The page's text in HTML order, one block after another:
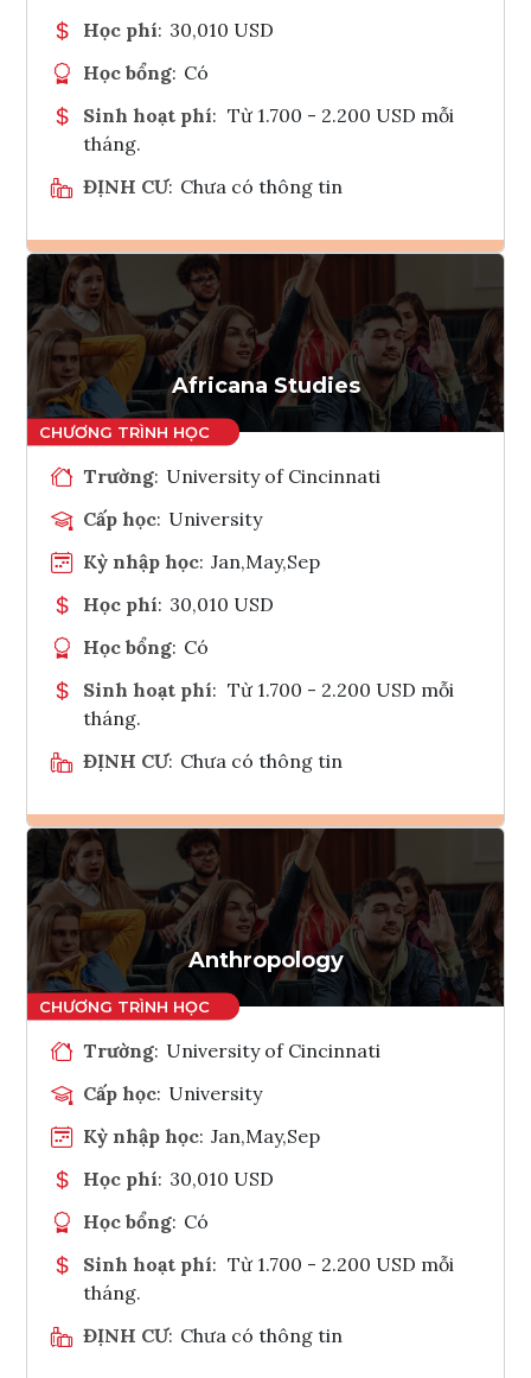
Học phí: 30,010 USD
Học bổng: Có
Sinh hoạt phí: Từ 1.700 - 2.200 USD mỗi
tháng.
ĐỊNH CƯ: Chưa có thông tin
Ghi danh
Tham vấn Interlink
Africana Studies
Trường: University of Cincinnati
Cấp học: University
Kỳ nhập học: Jan,May,Sep
Học phí: 30,010 USD
Học bổng: Có
Sinh hoạt phí: Từ 1.700 - 2.200 USD mỗi
tháng.
ĐỊNH CƯ: Chưa có thông tin
Ghi danh
Tham vấn Interlink
Anthropology
Trường: University of Cincinnati
Cấp học: University
Kỳ nhập học: Jan,May,Sep
Học phí: 30,010 USD
Học bổng: Có
Sinh hoạt phí: Từ 1.700 - 2.200 USD mỗi
tháng.
ĐỊNH CƯ: Chưa có thông tin